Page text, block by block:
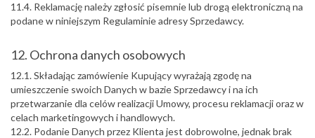
11.4. Reklamację należy zgłosić pisemnie lub drogą elektroniczną na
podane w niniejszym Regulaminie adresy Sprzedawcy.
12. Ochrona danych osobowych
12.1. Składając zamówienie Kupujący wyrażają zgodę na
umieszczenie swoich Danych w bazie Sprzedawcy i na ich
przetwarzanie dla celów realizacji Umowy, procesu reklamacji oraz w
celach marketingowych i handlowych.
12.2. Podanie Danych przez Klienta jest dobrowolne, jednak brak